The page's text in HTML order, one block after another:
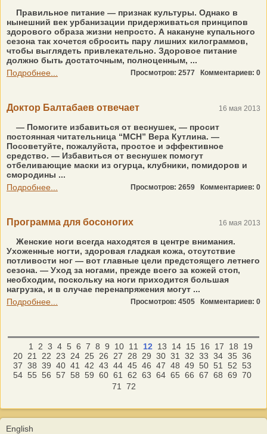
Правильное питание — признак культуры. Однако в
нынешний век урбанизации придерживаться принципов
здорового образа жизни непросто. А накануне купального
сезона так хочется сбросить пару лишних килограммов,
чтобы выглядеть привлекательно. Здоровое питание
должно быть достаточным, полноценным, ...
Подробнее...
Просмотров: 2577 Комментариев: 0
Доктор Балтабаев отвечает 16 мая 2013
— Помогите избавиться от веснушек, — просит
постоянная читательница “МСН” Вера Кутлина. —
Посоветуйте, пожалуйста, простое и эффективное
средство. — Избавиться от веснушек помогут
отбеливающие маски из огурца, клубники, помидоров и
смородины ...
Подробнее...
Просмотров: 2659 Комментариев: 0
Программа для босоногих 16 мая 2013
Женские ноги всегда находятся в центре внимания.
Ухоженные ногти, здоровая гладкая кожа, отсутствие
потливости ног — вот главные цели предстоящего летнего
сезона. — Уход за ногами, прежде всего за кожей стоп,
необходим, поскольку на ноги приходится большая
нагрузка, и в случае перенапряжения могут ...
Подробнее...
Просмотров: 4505 Комментариев: 0
1 2 3 4 5 6 7 8 9 10 11 12 13 14 15 16 17 18
19
20 21 22 23 24 25 26 27 28 29 30 31 32 33 34 35 36
37 38 39 40 41 42 43 44 45 46 47 48 49 50 51 52 53
54 55 56 57 58 59 60 61 62 63 64 65 66 67 68 69 70
71
72
English